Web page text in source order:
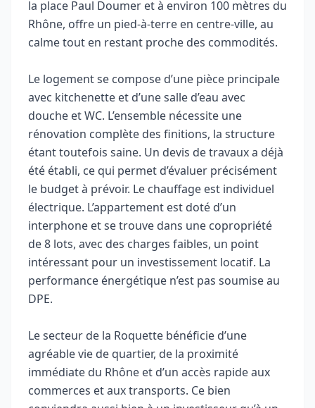
la place Paul Doumer et à environ 100 mètres du
Rhône, offre un pied-à-terre en centre-ville, au
calme tout en restant proche des commodités.
Le logement se compose d’une pièce principale
avec kitchenette et d’une salle d’eau avec
douche et WC. L’ensemble nécessite une
rénovation complète des finitions, la structure
étant toutefois saine. Un devis de travaux a déjà
été établi, ce qui permet d’évaluer précisément
le budget à prévoir. Le chauffage est individuel
électrique. L’appartement est doté d’un
interphone et se trouve dans une copropriété
de 8 lots, avec des charges faibles, un point
intéressant pour un investissement locatif. La
performance énergétique n’est pas soumise au
DPE.
Le secteur de la Roquette bénéficie d’une
agréable vie de quartier, de la proximité
immédiate du Rhône et d’un accès rapide aux
commerces et aux transports. Ce bien